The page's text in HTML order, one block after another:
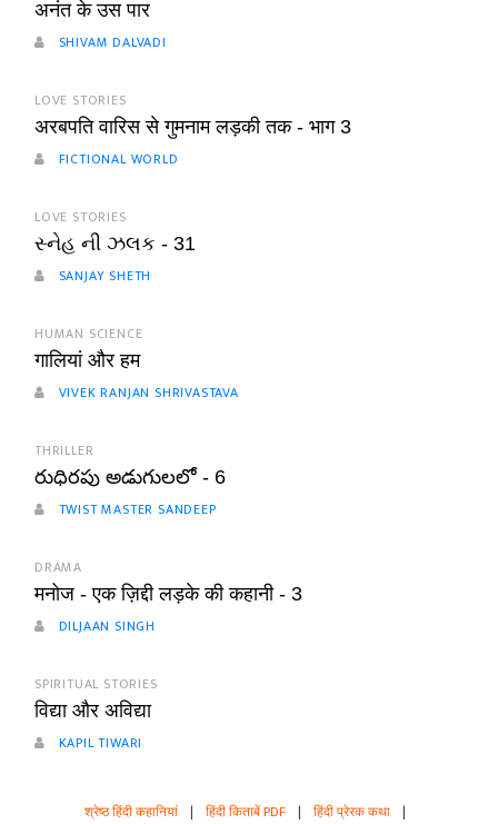
अनंत के उस पार
SHIVAM DALVADI
LOVE STORIES
अरबपति वारिस से गुमनाम लड़की तक - भाग 3
FICTIONAL WORLD
LOVE STORIES
સ્નેહ ની ઝલક - 31
SANJAY SHETH
HUMAN SCIENCE
गालियां और हम
VIVEK RANJAN SHRIVASTAVA
THRILLER
రుధిరపు అడుగులలో - 6
TWIST MASTER SANDEEP
DRAMA
मनोज - एक ज़िद्दी लड़के की कहानी - 3
DILJAAN SINGH
SPIRITUAL STORIES
विद्या और अविद्या
KAPIL TIWARI
श्रेष्ठ हिंदी कहानियां | हिंदी किताबें PDF | हिंदी प्रेरक कथा |